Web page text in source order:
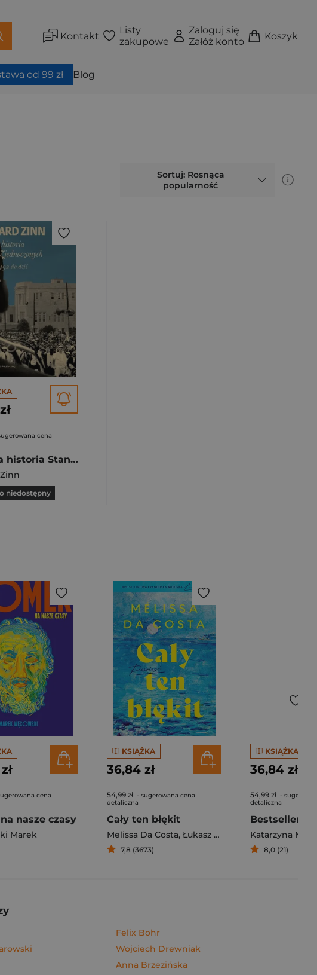
Kontakt
Listy
zakupowe
Zaloguj się
Załóż konto
Koszyk
od 99 zł Blog
Sortuj: Rosnąca
popularność
cena
Ludowa historia Stanów Zjednoczonych
niedostępny
cena
nasze czasy
Marek
KSIĄŻKA
36,84 zł
54,99 zł - sugerowana cena
detaliczna
Cały ten błękit
Melissa Da Costa, Łukasz Müller
7,8 (3673)
KSIĄŻKA
36,84 zł
54,99 zł -
detaliczna
Bestseller.
Katarzyna
8,0 (21)
Felix Bohr
Wojciech Drewniak
Anna Brzezińska